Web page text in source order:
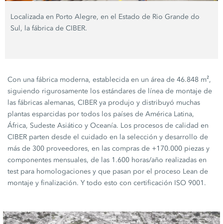
Localizada en Porto Alegre, en el Estado de Rio Grande do
Sul, la fábrica de CIBER.
Con una fábrica moderna, establecida en un área de 46.848 m²,
siguiendo rigurosamente los estándares de línea de montaje de
las fábricas alemanas, CIBER ya produjo y distribuyó muchas
plantas esparcidas por todos los países de América Latina,
África, Sudeste Asiático y Oceanía. Los procesos de calidad en
CIBER parten desde el cuidado en la selección y desarrollo de
más de 300 proveedores, en las compras de +170.000 piezas y
componentes mensuales, de las 1.600 horas/año realizadas en
test para homologaciones y que pasan por el proceso Lean de
montaje y finalización. Y todo esto con certificación ISO 9001.